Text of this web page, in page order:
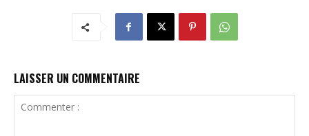
LAISSER UN COMMENTAIRE